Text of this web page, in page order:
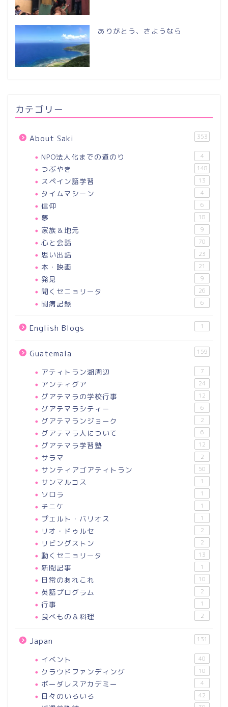
ありがとう、さようなら
カテゴリー
About Saki 353
NPO法人化までの道のり 4
つぶやき 148
スペイン語学習 13
タイムマシーン 4
信仰 6
夢 18
家族＆地元 9
心と会話 70
思い出話 23
本・映画 21
発見 9
聞くセニョリータ 26
闘病記録 6
English Blogs 1
Guatemala 159
アティトラン湖周辺 7
アンティグア 24
グアテマラの学校行事 12
グアテマラシティー 6
グアテマランジョーク 2
グアテマラ人について 6
グアテマラ学習塾 12
サラマ 2
サンティアゴアティトラン 50
サンマルコス 1
ソロラ 1
チニケ 1
プエルト・バリオス 1
リオ・ドゥルセ 2
リビングストン 2
動くセニョリータ 13
新聞記事 1
日常のあれこれ 10
英語プログラム 2
行事 1
食べもの＆料理 2
Japan 131
イベント 40
クラウドファンディング 10
ボーダレスアカデミー 4
日々のいろいろ 42